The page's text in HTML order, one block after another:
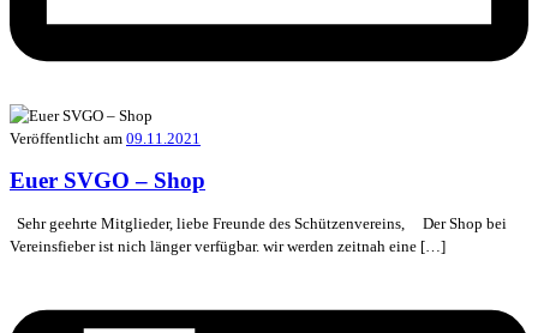
Veröffentlicht am 09.11.2021
Euer SVGO – Shop
Sehr geehrte Mitglieder, liebe Freunde des Schützenvereins, Der Shop bei
Vereinsfieber ist nich länger verfügbar. wir werden zeitnah eine […]